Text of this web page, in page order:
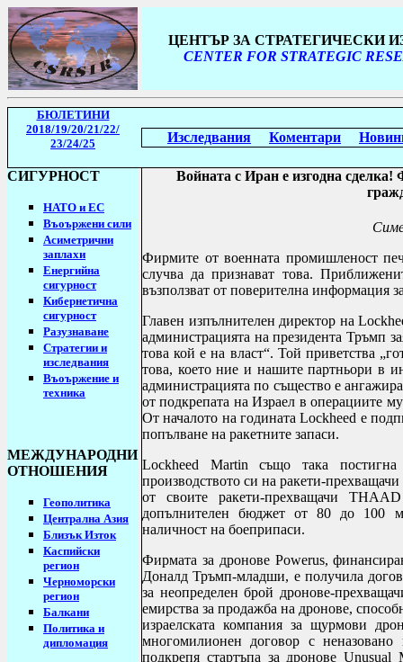
ЦЕНТЪР ЗА СТРАТЕГИЧЕСКИ
CENTER FOR STRATEGIC
БЮЛЕТИНИ
2018/19/20/21/22/
23/24/25
Изследвания Коментари
СИГУРНОСТ
НАТО и ЕС
Въоържени сили
Асиметрични
заплахи
Енергийна
сигурност
Кибернетична
сигурност
Разузнаване
Стратегии и
изследвания
Въоържение и
техника
МЕЖДУНАРОДНИ
ОТНОШЕНИЯ
Геополитика
Централна Азия
Близък Изток
Каспийски
регион
Черноморски
регион
Балкани
Политика и
дипломация
Войната с Иран е изгодна
Фирмите от военната промишленост
случва да признават това.
възползват от поверителна информация
Главен изпълнителен директор на
администрацията на президента Тръмп
това кой е на власт“. Той приветства
това, което ние и нашите партньори в
администрацията по същество е
от подкрепата на Израел в операциите
От началото на годинатаLockheed е
попълване на ракетните запаси.
Lockheed Martinсъщо така постигна
производството си на ракети-прехващачи
от своите ракети-прехващачи THAAD
допълнителен бюджет от 80 до 100
наличност на боеприпаси.
Фирмата за дронове Powerus,
Доналд Тръмп-младши, е получила
за неопределен брой дронове-
емирства за продажба на дронове,
израелската компания за щурмови
многомилионен договор с
подкрепя стартъпа за дроновеUnusual